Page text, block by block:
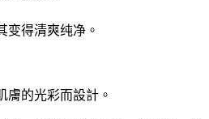
变得清爽纯净。
膚的光彩而設計。